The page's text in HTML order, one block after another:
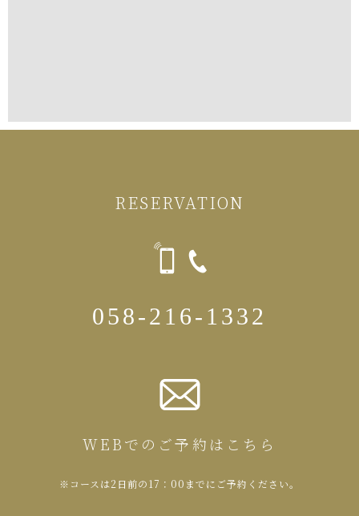
RESERVATION
058-216-1332
WEBでのご予約はこちら
※コースは2日前の17：00までにご予約ください。